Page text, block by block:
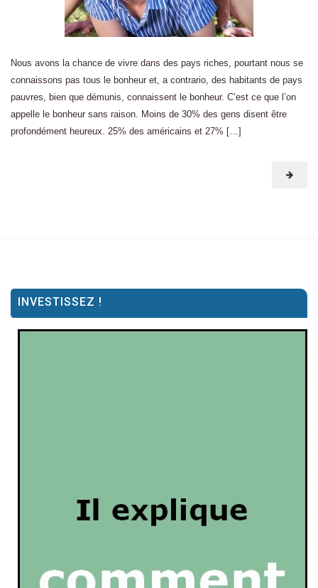
Nous avons la chance de vivre dans des pays riches, pourtant nous se
connaissons pas tous le bonheur et, a contrario, des habitants de pays
pauvres, bien que démunis, connaissent le bonheur. C’est ce que l’on
appelle le bonheur sans raison. Moins de 30% des gens disent être
profondément heureux. 25% des américains et 27% […]
INVESTISSEZ !